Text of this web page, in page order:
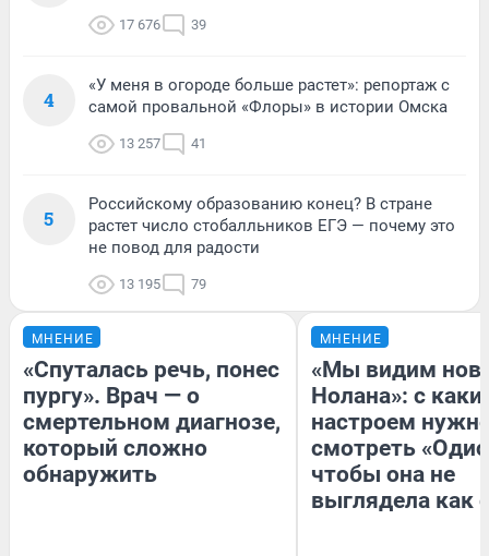
17 676 39
4
«У меня в огороде больше растет»: репортаж с
самой провальной «Флоры» в истории Омска
13 257 41
5
Российскому образованию конец? В стране
растет число стобалльников ЕГЭ — почему это
не повод для радости
13 195 79
МНЕНИЕ
«Спуталась речь, понес
пургу». Врач — о
смертельном диагнозе,
который сложно
обнаружить
МНЕНИЕ
«Мы видим
Нолана»: с
настроем
смотреть
чтобы она не
выглядела как